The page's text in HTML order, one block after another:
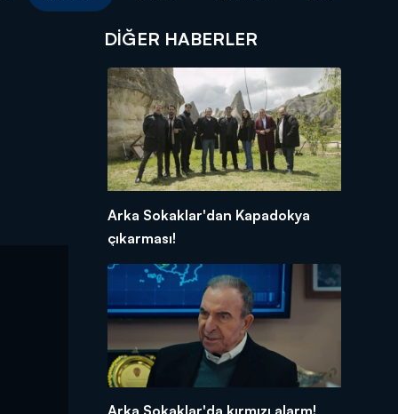
DIĞER HABERLER
Arka Sokaklar'dan Kapadokya
çıkarması!